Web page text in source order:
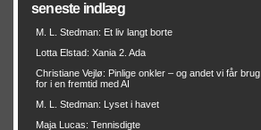
seneste indlæg
M. L. Stedman: Et liv langt borte
Lotta Elstad: Xania 2. Ada
Christiane Vejlø: Pinlige onkler – og andet vi får brug
for i en fremtid med AI
M. L. Stedman: Lyset i havet
Maja Lucas: Tennisdigte